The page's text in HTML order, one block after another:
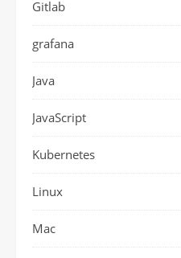
Gitlab
grafana
Java
JavaScript
Kubernetes
Linux
Mac